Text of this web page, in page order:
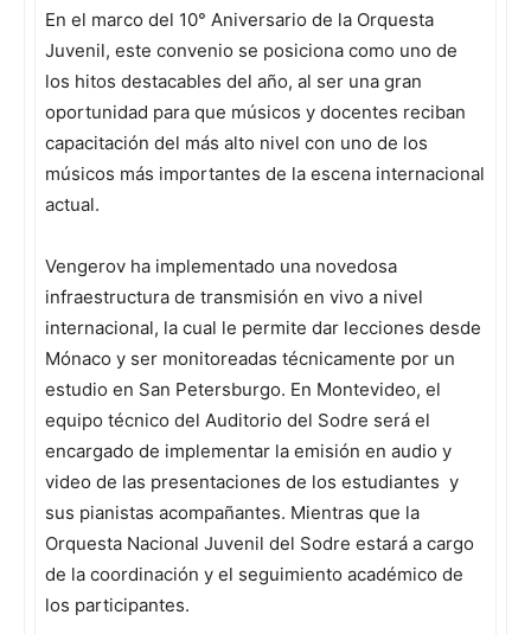
En el marco del 10° Aniversario de la Orquesta
Juvenil, este convenio se posiciona como uno de
los hitos destacables del año, al ser una gran
oportunidad para que músicos y docentes reciban
capacitación del más alto nivel con uno de los
músicos más importantes de la escena internacional
actual.
Vengerov ha implementado una novedosa
infraestructura de transmisión en vivo a nivel
internacional, la cual le permite dar lecciones desde
Mónaco y ser monitoreadas técnicamente por un
estudio en San Petersburgo. En Montevideo, el
equipo técnico del Auditorio del Sodre será el
encargado de implementar la emisión en audio y
video de las presentaciones de los estudiantes y
sus pianistas acompañantes. Mientras que la
Orquesta Nacional Juvenil del Sodre estará a cargo
de la coordinación y el seguimiento académico de
los participantes.